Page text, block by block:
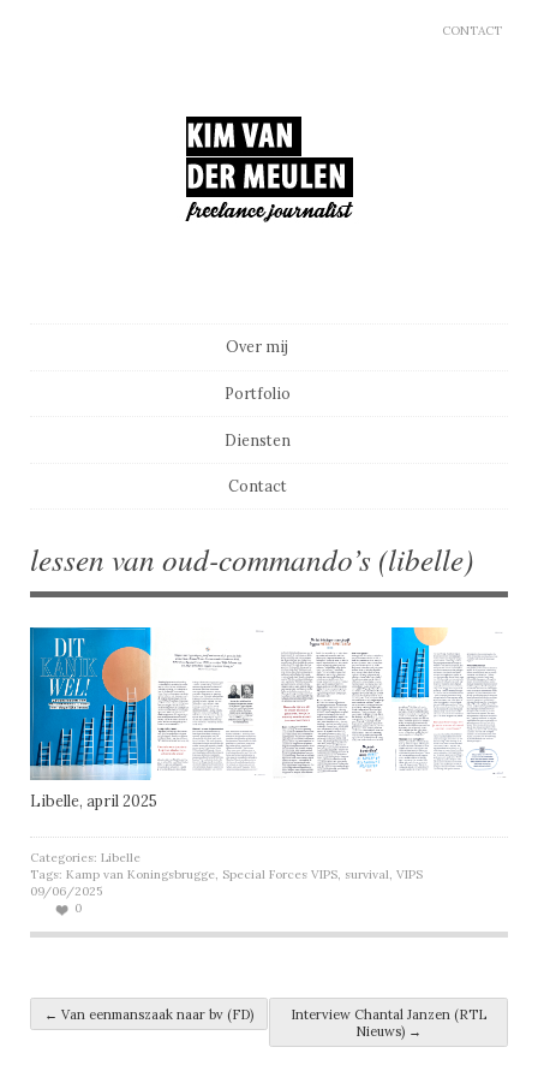
CONTACT
Over mij
Portfolio
Diensten
Contact
lessen van oud-commando’s (libelle)
Libelle, april 2025
Categories: Libelle
Tags: Kamp van Koningsbrugge, Special Forces VIPS, survival, VIPS
09/06/2025
0
Post navigation
← Van eenmanszaak naar bv (FD)
Interview Chantal Janzen (RTL
Nieuws) →